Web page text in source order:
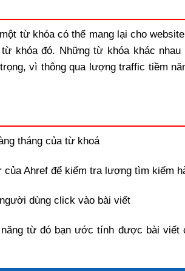
từ khóa có thể mang lại cho
khóa đó. Những từ khóa khác
vì thông qua lượng traffic tiềm
tháng của từ khoá
Ahref để kiểm tra lượng tìm kiếm
dùng click vào bài viết
từ đó bạn ước tính được bài viết